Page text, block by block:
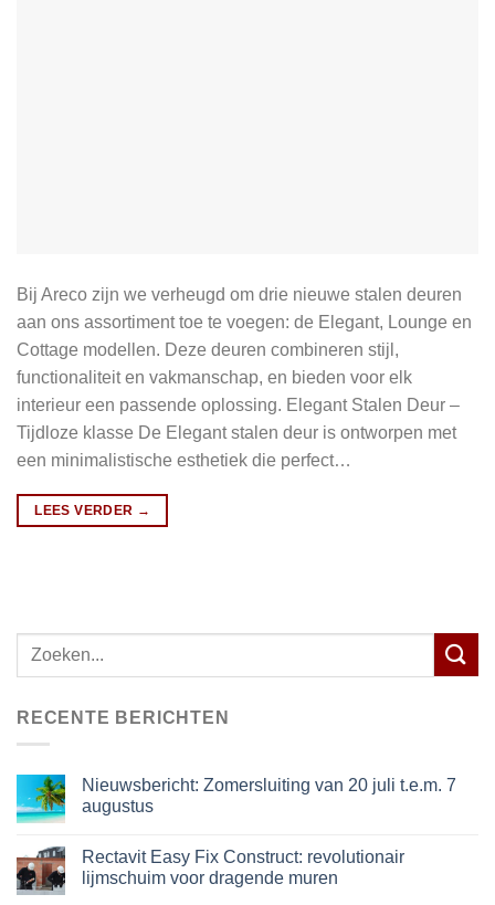
Bij Areco zijn we verheugd om drie nieuwe stalen deuren
aan ons assortiment toe te voegen: de Elegant, Lounge en
Cottage modellen. Deze deuren combineren stijl,
functionaliteit en vakmanschap, en bieden voor elk
interieur een passende oplossing.​ Elegant Stalen Deur –
Tijdloze klasse De Elegant stalen deur is ontworpen met
een minimalistische esthetiek die perfect…
LEES VERDER →
Zoeken
naar:
RECENTE BERICHTEN
Nieuwsbericht: Zomersluiting van 20 juli t.e.m. 7
augustus
Rectavit Easy Fix Construct: revolutionair
lijmschuim voor dragende muren